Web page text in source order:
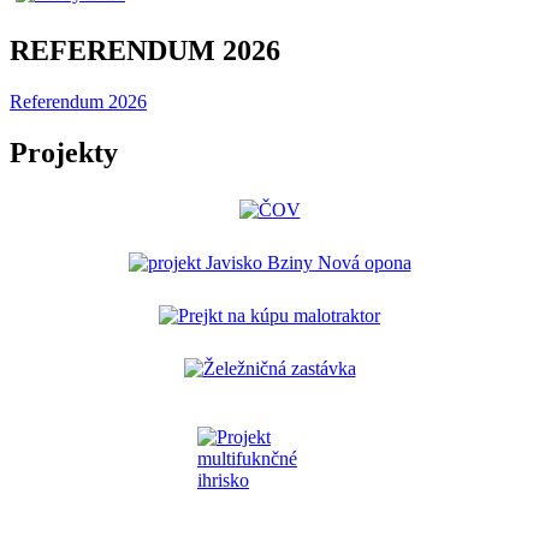
REFERENDUM 2026
Referendum 2026
Projekty